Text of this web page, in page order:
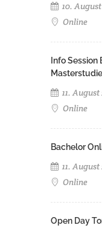
10.
Online
Info
11. August
Online
Bachelor
11. August
Online
Open Day